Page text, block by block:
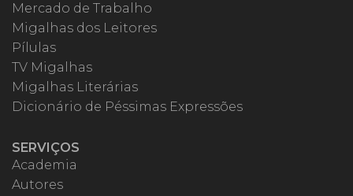
Mercado de Trabalho
Migalhas dos Leitores
Pílulas
TV Migalhas
Migalhas Literárias
Dicionário de Péssimas Expressões
SERVIÇOS
Academia
Autores